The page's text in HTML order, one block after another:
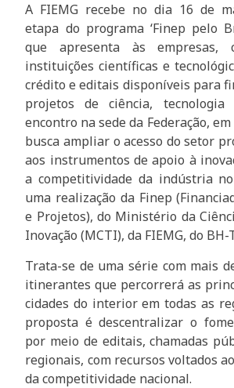
A FIEMG recebe no dia 16 de
etapa do programa ‘Finep pelo
que apresenta às empresas,
instituições científicas e
crédito e editais disponíveis para
projetos de ciência, tecnologia
encontro na sede da Federação,
busca ampliar o acesso do setor
aos instrumentos de apoio à
a competitividade da indústria
uma realização da Finep
e Projetos), do Ministério da
Inovação (MCTI), da FIEMG, do BH-
Trata-se de uma série com mais
itinerantes que percorrerá as
cidades do interior em todas as
proposta é descentralizar o
por meio de editais, chamadas
regionais, com recursos voltados
da competitividade nacional.